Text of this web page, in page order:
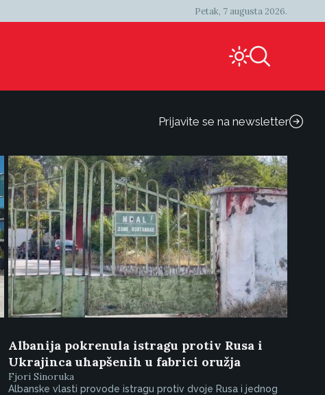
Petak, 7 augusta 2026.
Prijavite se na newsletter
Albanija pokrenula istragu protiv Rusa i
Ukrajinca uhapšenih u fabrici oružja
Fjori Sinoruka
Albanske vlasti provode istragu protiv dvoje Rusa i jednog